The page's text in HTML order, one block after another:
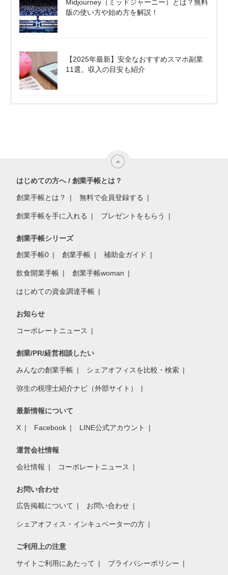
Midjourney（ミッドジャーニー）とは？無料
版の使い方や始め方を解説！
【2025年最新】安全なおすすめスマホ副業
11選。収入の目安も紹介
はじめての方へ / 創業手帳とは？
創業手帳とは？ 無料で会員登録する
創業手帳を手に入れる プレゼントをもらう
創業手帳シリーズ
創業手帳0 創業手帳 補助金ガイド
飲食開業手帳 創業手帳woman
はじめての資金調達手帳
お知らせ
コーポレートニュース
創業/PR/経営相談したい
みんなの創業手帳 シェアオフィスを比較・検索
弥生の税理士紹介ナビ（外部サイト）
最新情報について
X Facebook LINE公式アカウント
運営会社情報
会社情報 コーポレートニュース
お問い合わせ
広告掲載について お問い合わせ
シェアオフィス・インキュベーターの方
ご利用上の注意
サイトご利用にあたって プライバシーポリシー